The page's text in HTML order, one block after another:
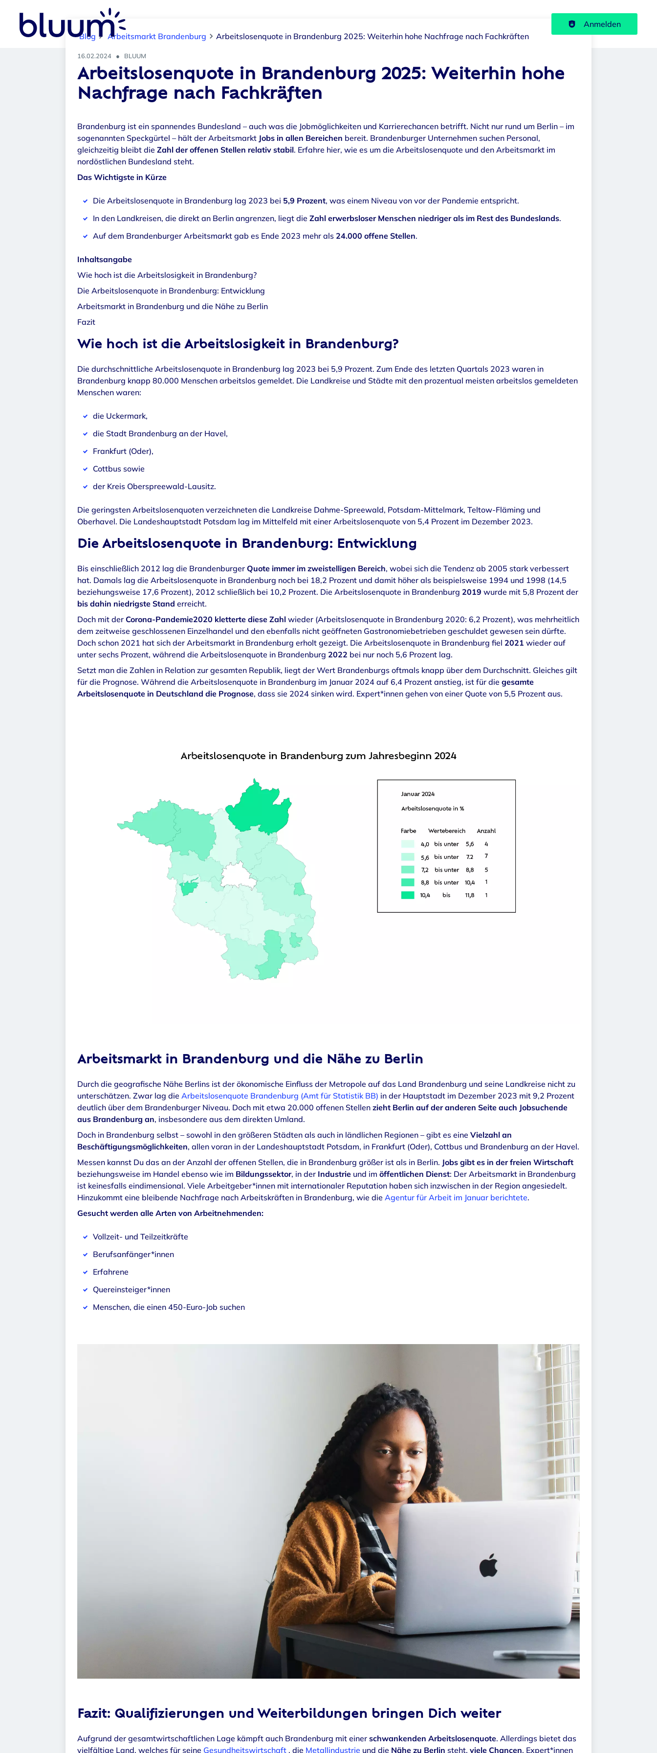
Haupt-Navigation
Anmelden
fizieren Arbeits
kräften. (Symb
olfoto)
Blog Arbeitsmarkt Brandenburg Arbeitslosenquote in Brandenburg 2025: Weiterhin hohe Nachfrage nach Fachkräften
16.02.2024 ● BLUUM
Arbeitslosenquote in Brandenburg 2025: Weiterhin hohe
Nachfrage nach Fachkräften
Brandenburg ist ein spannendes Bundesland – auch was die Jobmöglichkeiten und Karrierechancen betrifft. Nicht nur rund um Berlin – im
sogenannten Speckgürtel – hält der Arbeitsmarkt Jobs in allen Bereichen bereit. Brandenburger Unternehmen suchen Personal,
gleichzeitig bleibt die Zahl der offenen Stellen relativ stabil. Erfahre hier, wie es um die Arbeitslosenquote und den Arbeitsmarkt im
nordöstlichen Bundesland steht.
Das Wichtigste in Kürze
Die Arbeitslosenquote in Brandenburg lag 2023 bei 5,9 Prozent, was einem Niveau von vor der Pandemie entspricht.
In den Landkreisen, die direkt an Berlin angrenzen, liegt die Zahl erwerbsloser Menschen niedriger als im Rest des Bundeslands.
Auf dem Brandenburger Arbeitsmarkt gab es Ende 2023 mehr als 24.000 offene Stellen.
Inhaltsangabe
Wie hoch ist die Arbeitslosigkeit in Brandenburg?
Die Arbeitslosenquote in Brandenburg: Entwicklung
Arbeitsmarkt in Brandenburg und die Nähe zu Berlin
Fazit
Wie hoch ist die Arbeitslosigkeit in Brandenburg?
Die durchschnittliche Arbeitslosenquote in Brandenburg lag 2023 bei 5,9 Prozent. Zum Ende des letzten Quartals 2023 waren in
Brandenburg knapp 80.000 Menschen arbeitslos gemeldet. Die Landkreise und Städte mit den prozentual meisten arbeitslos gemeldeten
Menschen waren:
die Uckermark,
die Stadt Brandenburg an der Havel,
Frankfurt (Oder),
Cottbus sowie
der Kreis Oberspreewald-Lausitz.
Die geringsten Arbeitslosenquoten verzeichneten die Landkreise Dahme-Spreewald, Potsdam-Mittelmark, Teltow-Fläming und
Oberhavel. Die Landeshauptstadt Potsdam lag im Mittelfeld mit einer Arbeitslosenquote von 5,4 Prozent im Dezember 2023.
Die Arbeitslosenquote in Brandenburg: Entwicklung
Bis einschließlich 2012 lag die Brandenburger Quote immer im zweistelligen Bereich, wobei sich die Tendenz ab 2005 stark verbessert
hat. Damals lag die Arbeitslosenquote in Brandenburg noch bei 18,2 Prozent und damit höher als beispielsweise 1994 und 1998 (14,5
beziehungsweise 17,6 Prozent), 2012 schließlich bei 10,2 Prozent. Die Arbeitslosenquote in Brandenburg 2019 wurde mit 5,8 Prozent der
bis dahin niedrigste Stand erreicht.
Doch mit der Corona-Pandemie2020 kletterte diese Zahl wieder (Arbeitslosenquote in Brandenburg 2020: 6,2 Prozent), was mehrheitlich
dem zeitweise geschlossenen Einzelhandel und den ebenfalls nicht geöffneten Gastronomiebetrieben geschuldet gewesen sein dürfte.
Doch schon 2021 hat sich der Arbeitsmarkt in Brandenburg erholt gezeigt. Die Arbeitslosenquote in Brandenburg fiel 2021 wieder auf
unter sechs Prozent, während die Arbeitslosenquote in Brandenburg 2022 bei nur noch 5,6 Prozent lag.
Setzt man die Zahlen in Relation zur gesamten Republik, liegt der Wert Brandenburgs oftmals knapp über dem Durchschnitt. Gleiches gilt
für die Prognose. Während die Arbeitslosenquote in Brandenburg im Januar 2024 auf 6,4 Prozent anstieg, ist für die gesamte
Arbeitslosenquote in Deutschland die Prognose, dass sie 2024 sinken wird. Expert*innen gehen von einer Quote von 5,5 Prozent aus.
Arbeitsmarkt in Brandenburg und die Nähe zu Berlin
Durch die geografische Nähe Berlins ist der ökonomische Einfluss der Metropole auf das Land Brandenburg und seine Landkreise nicht zu
unterschätzen. Zwar lag die Arbeitslosenquote Brandenburg (Amt für Statistik BB) in der Hauptstadt im Dezember 2023 mit 9,2 Prozent
deutlich über dem Brandenburger Niveau. Doch mit etwa 20.000 offenen Stellen zieht Berlin auf der anderen Seite auch Jobsuchende
aus Brandenburg an, insbesondere aus dem direkten Umland.
Doch in Brandenburg selbst – sowohl in den größeren Städten als auch in ländlichen Regionen – gibt es eine Vielzahl an
Beschäftigungsmöglichkeiten, allen voran in der Landeshauptstadt Potsdam, in Frankfurt (Oder), Cottbus und Brandenburg an der Havel.
Messen kannst Du das an der Anzahl der offenen Stellen, die in Brandenburg größer ist als in Berlin. Jobs gibt es in der freien Wirtschaft
beziehungsweise im Handel ebenso wie im Bildungssektor, in der Industrie und im öffentlichen Dienst: Der Arbeitsmarkt in Brandenburg
ist keinesfalls eindimensional. Viele Arbeitgeber*innen mit internationaler Reputation haben sich inzwischen in der Region angesiedelt.
Hinzukommt eine bleibende Nachfrage nach Arbeitskräften in Brandenburg, wie die Agentur für Arbeit im Januar berichtete.
Gesucht werden alle Arten von Arbeitnehmenden:
Vollzeit- und Teilzeitkräfte
Berufsanfänger*innen
Erfahrene
Quereinsteiger*innen
Menschen, die einen 450-Euro-Job suchen
Fazit: Qualifizierungen und Weiterbildungen bringen Dich weiter
Aufgrund der gesamtwirtschaftlichen Lage kämpft auch Brandenburg mit einer schwankenden Arbeitslosenquote. Allerdings bietet das
vielfältige Land, welches für seine Gesundheitswirtschaft , die Metallindustrie und die Nähe zu Berlin steht, viele Chancen. Expert*innen